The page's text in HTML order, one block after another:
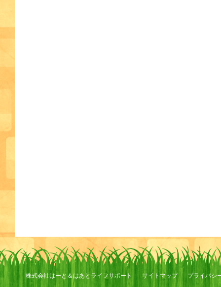
株式会社はーと＆はあとライフサポート サイトマップ プライバシ